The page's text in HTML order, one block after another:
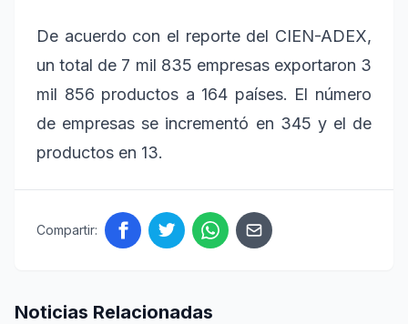
De acuerdo con el reporte del CIEN-ADEX,
un total de 7 mil 835 empresas exportaron 3
mil 856 productos a 164 países. El número
de empresas se incrementó en 345 y el de
productos en 13.
Compartir:
Noticias Relacionadas